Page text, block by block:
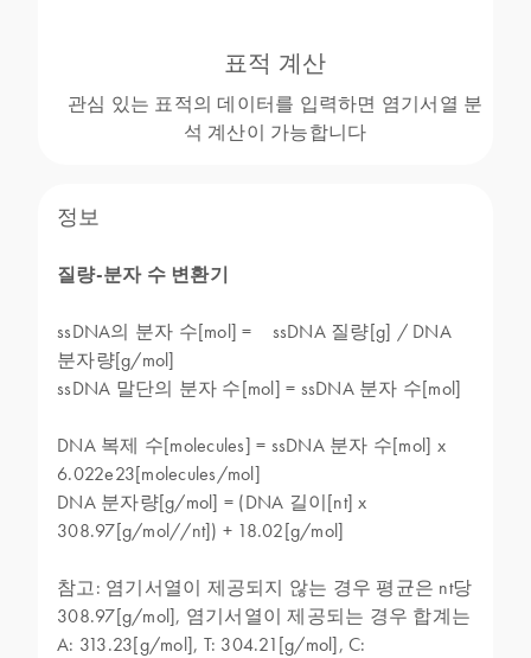
표적 계산
관심 있는 표적의 데이터를 입력하면 염기서열 분
석 계산이 가능합니다
정보
질량-분자 수 변환기
ssDNA의 분자 수[mol] = ssDNA 질량[g] / DNA
분자량[g/mol]
ssDNA 말단의 분자 수[mol] = ssDNA 분자 수[mol]
DNA 복제 수[molecules] = ssDNA 분자 수[mol] x
6.022e23[molecules/mol]
DNA 분자량[g/mol] = (DNA 길이[nt] x
308.97[g/mol//nt]) + 18.02[g/mol]
참고: 염기서열이 제공되지 않는 경우 평균은 nt당
308.97[g/mol], 염기서열이 제공되는 경우 합계는
A: 313.23[g/mol], T: 304.21[g/mol], C: